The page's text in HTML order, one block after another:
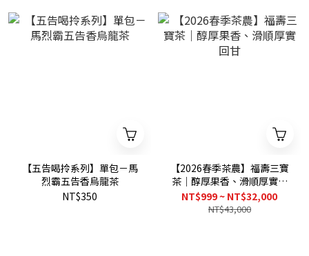
【五告喝拎系列】單包－馬
烈霸五告香烏龍茶
NT$350
【2026春季茶農】福壽三寶
茶｜醇厚果香、滑順厚實回
甘
NT$999 ~ NT$32,000
NT$43,000